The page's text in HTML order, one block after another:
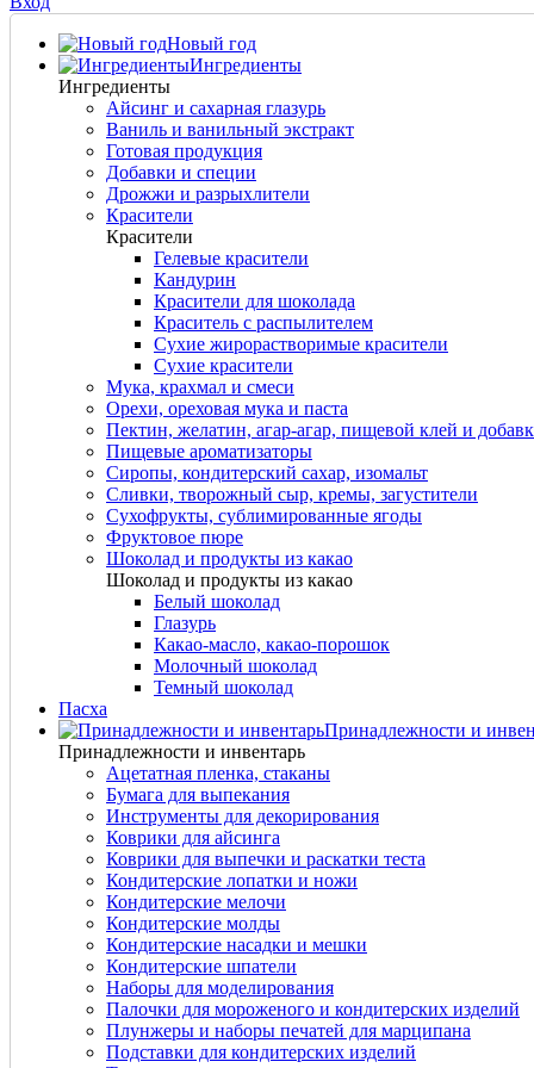
Новый год
Ингредиенты
Ингредиенты
Айсинг и сахарная глазурь
Ваниль и ванильный экстракт
Готовая продукция
Добавки и специи
Дрожжи и разрыхлители
Красители
Красители
Гелевые красители
Кандурин
Красители для шоколада
Краситель с распылителем
Сухие жирорастворимые красители
Сухие красители
Мука, крахмал и смеси
Орехи, ореховая мука и паста
Пектин, желатин, агар-агар, пищевой клей и
Пищевые ароматизаторы
Сиропы, кондитерский сахар, изомальт
Сливки, творожный сыр, кремы, загустители
Сухофрукты, сублимированные ягоды
Фруктовое пюре
Шоколад и продукты из какао
Шоколад и продукты из какао
Белый шоколад
Глазурь
Какао-масло, какао-порошок
Молочный шоколад
Темный шоколад
Пасха
Принадлежности и
Принадлежности и инвентарь
Ацетатная пленка, стаканы
Бумага для выпекания
Инструменты для декорирования
Коврики для айсинга
Коврики для выпечки и раскатки теста
Кондитерские лопатки и ножи
Кондитерские мелочи
Кондитерские молды
Кондитерские насадки и мешки
Кондитерские шпатели
Наборы для моделирования
Палочки для мороженого и кондитерских изделий
Плунжеры и наборы печатей для марципана
Подставки для кондитерских изделий